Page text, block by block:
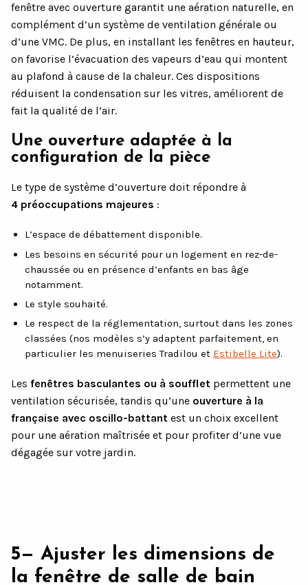
fenêtre avec ouverture garantit une aération naturelle, en
complément d’un système de ventilation générale ou
d’une VMC. De plus, en installant les fenêtres en hauteur,
on favorise l’évacuation des vapeurs d’eau qui montent
au plafond à cause de la chaleur. Ces dispositions
réduisent la condensation sur les vitres, améliorent de
fait la qualité de l’air.
Une ouverture adaptée à la
configuration de la pièce
Le type de système d’ouverture doit répondre à
4 préoccupations majeures :
L’espace de débattement disponible.
Les besoins en sécurité pour un logement en rez-de-
chaussée ou en présence d’enfants en bas âge
notamment.
Le style souhaité.
Le respect de la réglementation, surtout dans les zones
classées (nos modèles s’y adaptent parfaitement, en
particulier les menuiseries Tradilou et Estibelle Lite).
Les fenêtres basculantes ou à soufflet permettent une
ventilation sécurisée, tandis qu’une ouverture à la
française avec oscillo-battant est un choix excellent
pour une aération maîtrisée et pour profiter d’une vue
dégagée sur votre jardin.
5— Ajuster les dimensions de
la fenêtre de salle de bain